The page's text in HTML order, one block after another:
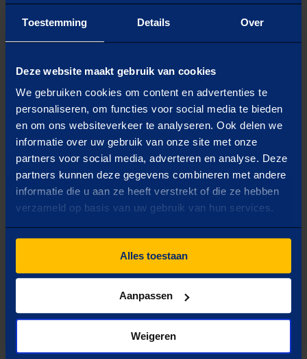
Toestemming Details Over
Deze website maakt gebruik van cookies
We gebruiken cookies om content en advertenties te
personaliseren, om functies voor social media te bieden
en om ons websiteverkeer te analyseren. Ook delen we
informatie over uw gebruik van onze site met onze
partners voor social media, adverteren en analyse. Deze
partners kunnen deze gegevens combineren met andere
informatie die u aan ze heeft verstrekt of die ze hebben
verzameld op basis van uw gebruik van hun services.
Alles toestaan
Aanpassen
Weigeren
Benieuwd welke case het beste aansluit bij
jouw situatie? In slechts 4 korte vragen
ontvang je hierondereen passende
klantcase op maat.
Ontvang een case
die bij jouw situatie
past
VRAAG1 /4
Wat is jouw doel?
Selecteer één optie
Capaciteit uitbreiden
Inzicht in verbruik